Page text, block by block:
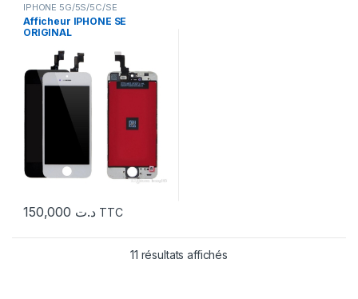
IPHONE 5G/5S/5C/SE
Afficheur IPHONE SE
ORIGINAL
د.ت TTC
11 résultats affichés